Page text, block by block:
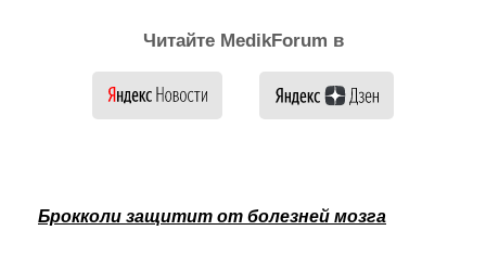
Читайте MedikForum в
Брокколи защитит от болезней мозга